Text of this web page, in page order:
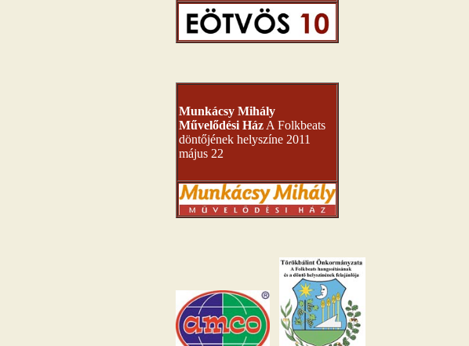
Munkácsy Mihály
Művelődési Ház A Folkbeats
döntőjének helyszíne 2011
május 22